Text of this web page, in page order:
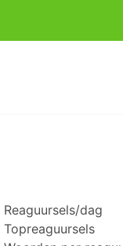
Reaguursels/dag
Topreaguursels